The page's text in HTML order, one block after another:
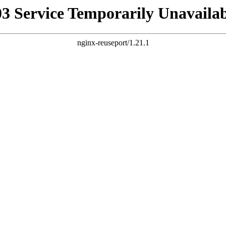
Service Temporarily
nginx-reuseport/1.21.1